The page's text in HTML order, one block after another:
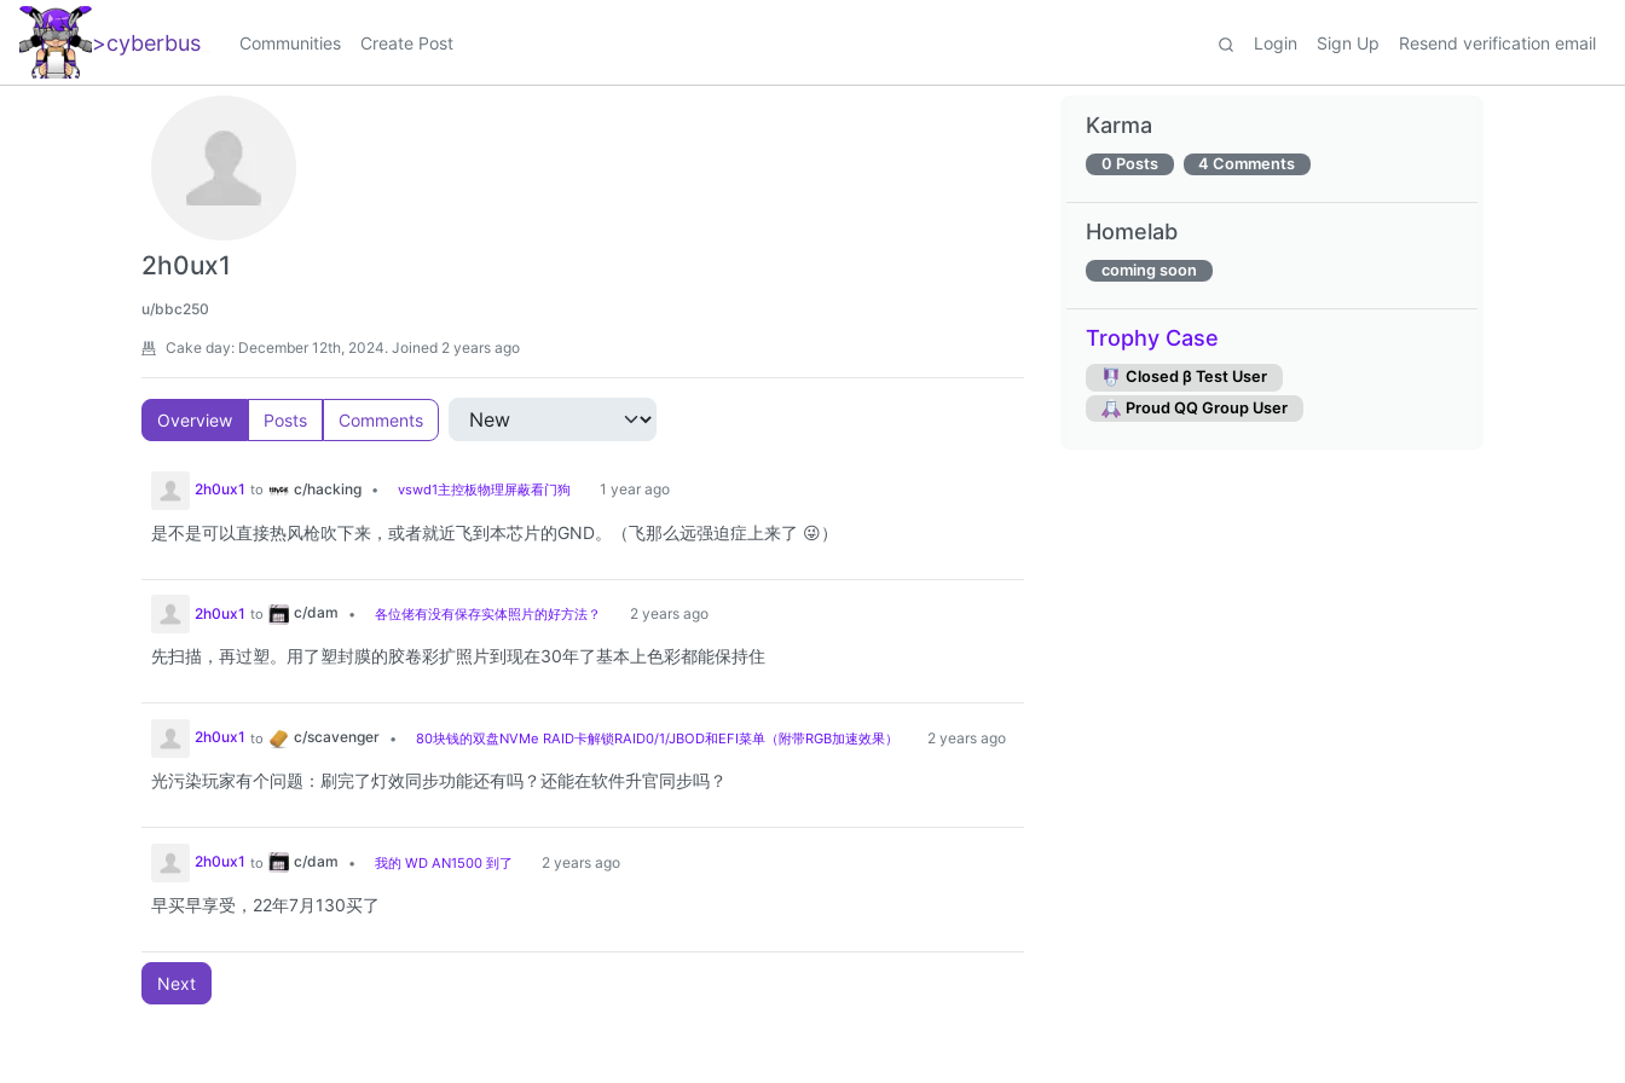
>cyberbus Communities Create Post Login Sign Up Resend verification email
2h0ux1
u/bbc250
Cake day: December 12th, 2024. Joined 2 years ago
Overview Posts Comments
2h0ux1 to c/hacking • vswd1主控板物理屏蔽看门狗 1 year ago
是不是可以直接热风枪吹下来，或者就近飞到本芯片的GND。（飞那么远强迫症上来了 😜）
2h0ux1 to c/dam • 各位佬有没有保存实体照片的好方法？ 2 years ago
先扫描，再过塑。用了塑封膜的胶卷彩扩照片到现在30年了基本上色彩都能保持住
2h0ux1 to c/scavenger • 80块钱的双盘NVMe RAID卡解锁RAID0/1/JBOD和EFI菜单（附带RGB加速效果） 2 years ago
光污染玩家有个问题：刷完了灯效同步功能还有吗？还能在软件升官同步吗？
2h0ux1 to c/dam • 我的 WD AN1500 到了 2 years ago
早买早享受，22年7月130买了
Next
Karma
0 Posts 4 Comments
Homelab
coming soon
Trophy Case
Closed β Test User
Proud QQ Group User